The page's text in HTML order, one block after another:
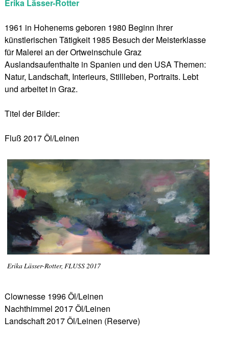
Erika Lässer-Rotter
1961 in Hohenems geboren 1980 Beginn ihrer
künstlerischen Tätigkeit 1985 Besuch der Meisterklasse
für Malerei an der Ortweinschule Graz
Auslandsaufenthalte in Spanien und den USA Themen:
Natur, Landschaft, Interieurs, Stillleben, Portraits. Lebt
und arbeitet in Graz.
Titel der Bilder:
Fluß 2017 Öl/Leinen
Erika Lässer-Rotter, FLUSS 2017
Clownesse 1996 Öl/Leinen
Nachthimmel 2017 Öl/Leinen
Landschaft 2017 Öl/Leinen (Reserve)